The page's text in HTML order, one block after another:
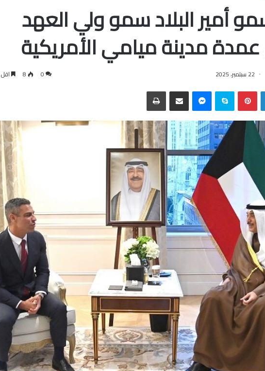
أمير البلاد سمو ولي العهد
مدينة ميامي الأمريكية
22 سبتمبر، 2025 0
8
لينكدإن بينتيريستسكايب ماسنجر مشاركة عبر البريد الطباعة